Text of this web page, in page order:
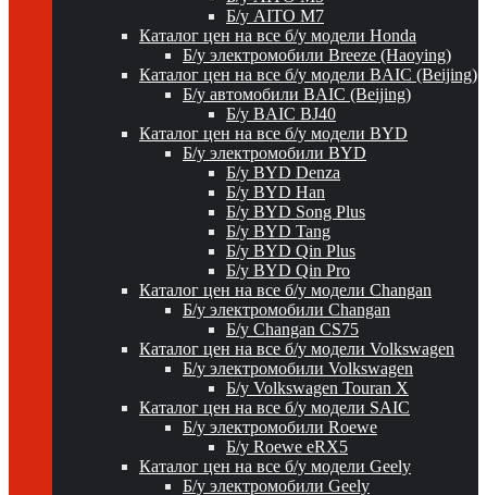
Б/у AITO M7
Каталог цен на все б/у модели Honda
Б/у электромобили Breeze (Haoying)
Каталог цен на все б/у модели BAIC (Beijing)
Б/у автомобили BAIC (Beijing)
Б/у BAIC BJ40
Каталог цен на все б/у модели BYD
Б/у электромобили BYD
Б/у BYD Denza
Б/у BYD Han
Б/у BYD Song Plus
Б/у BYD Tang
Б/у BYD Qin Plus
Б/у BYD Qin Pro
Каталог цен на все б/у модели Changan
Б/у электромобили Changan
Б/у Changan CS75
Каталог цен на все б/у модели Volkswagen
Б/у электромобили Volkswagen
Б/у Volkswagen Touran X
Каталог цен на все б/у модели SAIC
Б/у электромобили Roewe
Б/у Roewe eRX5
Каталог цен на все б/у модели Geely
Б/у электромобили Geely